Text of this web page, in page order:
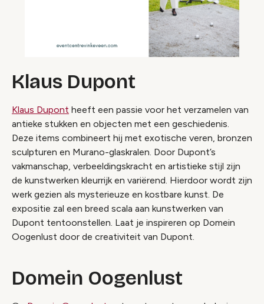
Klaus Dupont
Klaus Dupont heeft een passie voor het verzamelen van
antieke stukken en objecten met een geschiedenis.
Deze items combineert hij met exotische veren, bronzen
sculpturen en Murano-glaskralen. Door Dupont’s
vakmanschap, verbeeldingskracht en artistieke stijl zijn
de kunstwerken kleurrijk en variërend. Hierdoor wordt zijn
werk gezien als mysterieuze en kostbare kunst. De
expositie zal een breed scala aan kunstwerken van
Dupont tentoonstellen. Laat je inspireren op Domein
Oogenlust door de creativiteit van Dupont.
Domein Oogenlust